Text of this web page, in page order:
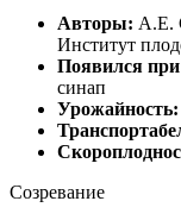
Авторы: А.Е.
Институт
Появился
синап
Урожайность:
Созревание